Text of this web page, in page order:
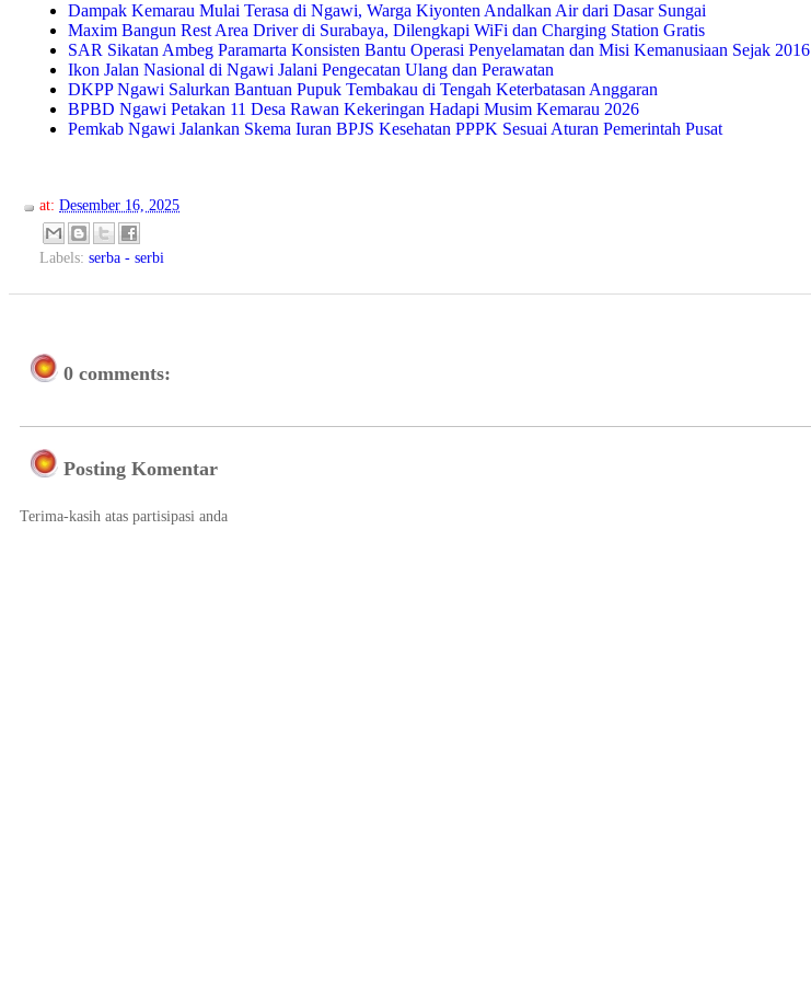
Dampak Kemarau Mulai Terasa di Ngawi, Warga Kiyonten Andalkan Air dari Dasar Sungai
Maxim Bangun Rest Area Driver di Surabaya, Dilengkapi WiFi dan Charging Station Gratis
SAR Sikatan Ambeg Paramarta Konsisten Bantu Operasi Penyelamatan dan Misi Kemanusiaan Sejak 2016
Ikon Jalan Nasional di Ngawi Jalani Pengecatan Ulang dan Perawatan
DKPP Ngawi Salurkan Bantuan Pupuk Tembakau di Tengah Keterbatasan Anggaran
BPBD Ngawi Petakan 11 Desa Rawan Kekeringan Hadapi Musim Kemarau 2026
Pemkab Ngawi Jalankan Skema Iuran BPJS Kesehatan PPPK Sesuai Aturan Pemerintah Pusat
at: Desember 16, 2025
Labels: serba - serbi
0 comments:
Posting Komentar
Terima-kasih atas partisipasi anda